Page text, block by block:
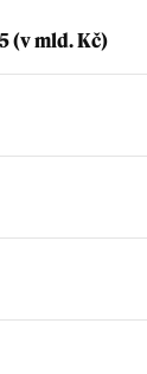
(v mld. Kč)